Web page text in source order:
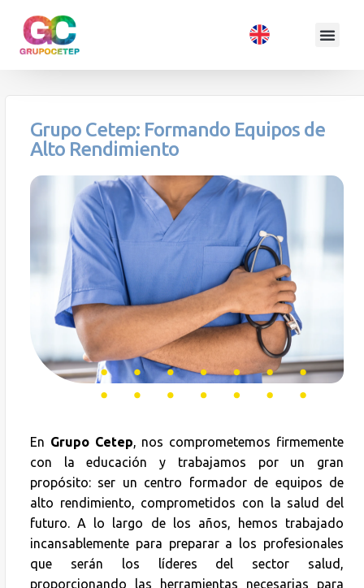
Grupo Cetep: Formando Equipos de
Alto Rendimiento
En Grupo Cetep, nos comprometemos firmemente
con la educación y trabajamos por un gran
propósito: ser un centro formador de equipos de
alto rendimiento, comprometidos con la salud del
futuro. A lo largo de los años, hemos trabajado
incansablemente para preparar a los profesionales
que serán los líderes del sector salud,
proporcionando las herramientas necesarias para